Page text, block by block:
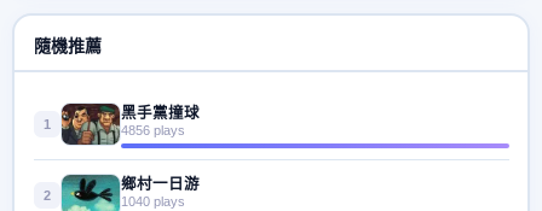
隨機推薦
1
黑手黨撞球
4856 plays
2
鄉村一日游
1040 plays